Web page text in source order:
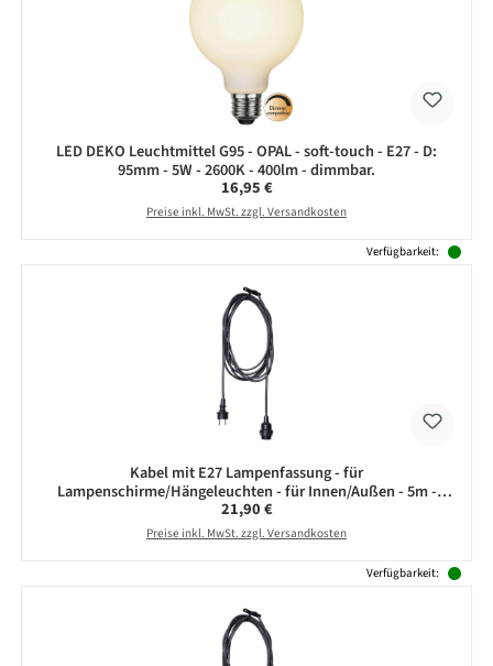
LED DEKO Leuchtmittel G95 - OPAL - soft-touch - E27 - D:
95mm - 5W - 2600K - 400lm - dimmbar.
Regulärer Preis:
16,95 €
Preise inkl. MwSt. zzgl. Versandkosten
Verfügbarkeit:
Kabel mit E27 Lampenfassung - für
Lampenschirme/Hängeleuchten - für Innen/Außen - 5m -
schwarz
Regulärer Preis:
21,90 €
Preise inkl. MwSt. zzgl. Versandkosten
Verfügbarkeit: